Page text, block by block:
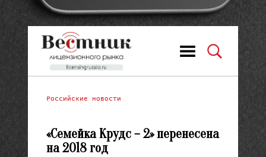
Российские новости
«Семейка Крудс – 2» перенесена
на 2018 год